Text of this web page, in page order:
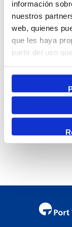
información
nuestros
web, quienes
que les haya
partir del uso